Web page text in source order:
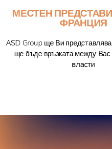
МЕСТЕН
ФРАНЦИЯ
ASD Group ще Ви
ще бъде връзката между Вас
власти